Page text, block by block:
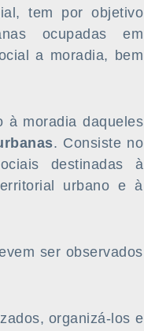
tem por objetivo
ocupadas em
a moradia, bem
à moradia daqueles
. Consiste no
destinadas à
urbano e à
ser observados
organizá-los e